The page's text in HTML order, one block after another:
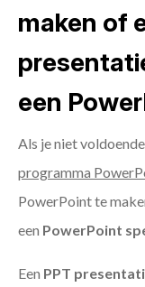
maken of
een
Als je niet
programma
PowerPoint te
een PowerPoint
Een PPT